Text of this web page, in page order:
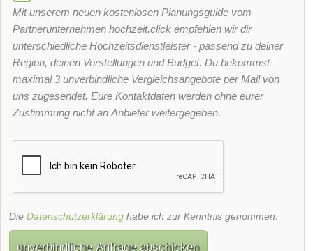
Mit unserem neuen kostenlosen Planungsguide vom
Partnerunternehmen hochzeit.click empfehlen wir dir
unterschiedliche Hochzeitsdienstleister - passend zu deiner
Region, deinen Vorstellungen und Budget. Du bekommst
maximal 3 unverbindliche Vergleichsangebote per Mail von
uns zugesendet. Eure Kontaktdaten werden ohne eurer
Zustimmung nicht an Anbieter weitergegeben.
Die Datenschutzerklärung habe ich zur Kenntnis genommen.
unverbindliche Anfrage abschicken